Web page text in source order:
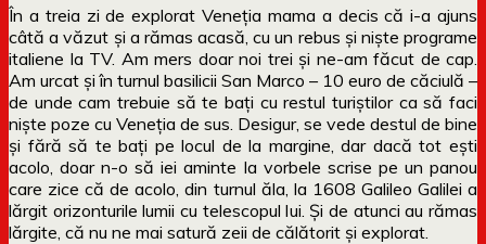
În a treia zi de explorat Veneția mama a decis că i-a ajuns
câtă a văzut și a rămas acasă, cu un rebus și niște programe
italiene la TV. Am mers doar noi trei și ne-am făcut de cap.
Am urcat și în turnul basilicii San Marco – 10 euro de căciulă –
de unde cam trebuie să te bați cu restul turiștilor ca să faci
niște poze cu Veneția de sus. Desigur, se vede destul de bine
și fără să te bați pe locul de la margine, dar dacă tot ești
acolo, doar n-o să iei aminte la vorbele scrise pe un panou
care zice că de acolo, din turnul ăla, la 1608 Galileo Galilei a
lărgit orizonturile lumii cu telescopul lui. Și de atunci au rămas
lărgite, că nu ne mai satură zeii de călătorit și explorat.